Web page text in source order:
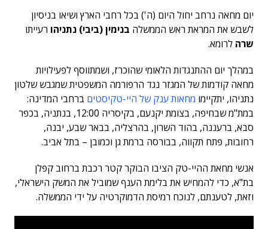
יום מחאה נרחב יחול היום (ה') בכל רחבי הארץ ושיאו בניסיון
לשבש את המראת ראש הממשלה בנימין (ביבי) נתניהו רעייתו
שרה לרומא.
במהלך יום ההתנגדות הלאומי שהוכרז, ושמתווסף לפעילויות
מחאה קודמות של המגזר נגד הרפורמה המשפטית שמגבש שלטון
נתניהו, יתקיימו מחאות ענק של היי-טקיסטים ברחבי המדינה:
במת"מ שבחיפה, בצומת יקנעם, בקיסריה 12:00, בנתניה, בכפר
סבא, ברעננה, בהוד השרון, בהרצליה, בבאר שבע, יבנה,
רחובות, פתח תקווה, בבורסה ברמת גן וכמובן – בתל אביב.
אנשי מחאת ההיי-טק הציבו הבוקר קטר רכבת ברחוב קפלן
בת"א, כדי להמחיש את בלימת הענף שמוביל את המשק הישראלי,
וזאת, לטענתם, לנוכח רמיסת הדמוקרטיה על ידי הממשלה.